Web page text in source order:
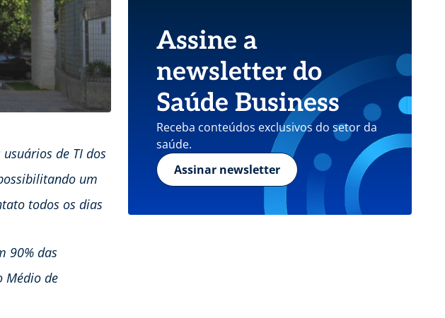
de TI dos
um
todos os dias
90% das
Médio de
Assine a
newsletter do
Saúde Business
Receba conteúdos exclusivos do setor da
saúde.
Assinar newsletter